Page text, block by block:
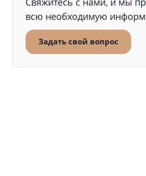
всю необходимую
Задать свой вопрос